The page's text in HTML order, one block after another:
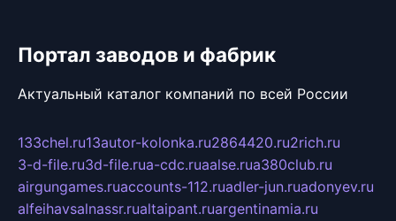
Портал заводов и фабрик
Актуальный каталог компаний по всей России
133chel.ru13autor-kolonka.ru2864420.ru2rich.ru
3-d-file.ru3d-file.rua-cdc.ruaalse.rua380club.ru
airgungames.ruaccounts-112.ruadler-jun.ruadonyev.ru
alfeihavsalnassr.rualtaipant.ruargentinamia.ru